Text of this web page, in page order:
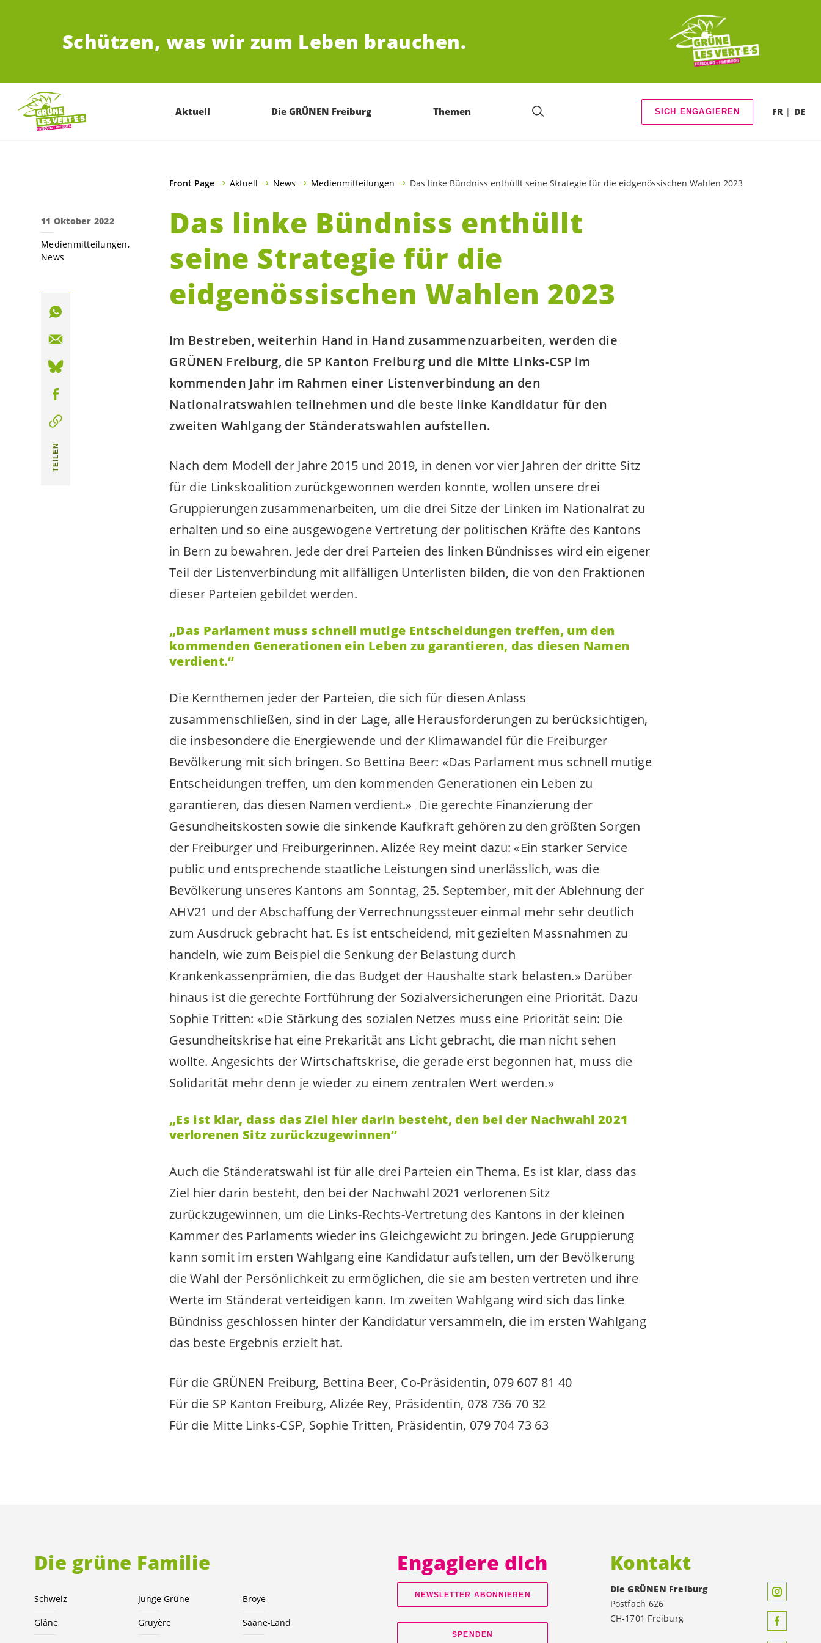
Schützen, was wir zum Leben brauchen.
Aktuell Die GRÜNEN Freiburg Themen SICH ENGAGIEREN FR DE
Front Page Aktuell News Medienmitteilungen Das linke Bündniss enthüllt seine Strategie für die eidgenössischen Wahlen 2023
Das linke Bündniss enthüllt
seine Strategie für die
eidgenössischen Wahlen 2023
Im Bestreben, weiterhin Hand in Hand zusammenzuarbeiten, werden die
GRÜNEN Freiburg, die SP Kanton Freiburg und die Mitte Links-CSP im
kommenden Jahr im Rahmen einer Listenverbindung an den
Nationalratswahlen teilnehmen und die beste linke Kandidatur für den
zweiten Wahlgang der Ständeratswahlen aufstellen.
Nach dem Modell der Jahre 2015 und 2019, in denen vor vier Jahren der dritte Sitz
für die Linkskoalition zurückgewonnen werden konnte, wollen unsere drei
Gruppierungen zusammenarbeiten, um die drei Sitze der Linken im Nationalrat zu
erhalten und so eine ausgewogene Vertretung der politischen Kräfte des Kantons
in Bern zu bewahren. Jede der drei Parteien des linken Bündnisses wird ein eigener
Teil der Listenverbindung mit allfälligen Unterlisten bilden, die von den Fraktionen
dieser Parteien gebildet werden.
„Das Parlament muss schnell mutige Entscheidungen treffen, um den
kommenden Generationen ein Leben zu garantieren, das diesen Namen
verdient.“
Die Kernthemen jeder der Parteien, die sich für diesen Anlass
zusammenschließen, sind in der Lage, alle Herausforderungen zu berücksichtigen,
die insbesondere die Energiewende und der Klimawandel für die Freiburger
Bevölkerung mit sich bringen. So Bettina Beer: «Das Parlament mus schnell mutige
Entscheidungen treffen, um den kommenden Generationen ein Leben zu
garantieren, das diesen Namen verdient.» Die gerechte Finanzierung der
Gesundheitskosten sowie die sinkende Kaufkraft gehören zu den größten Sorgen
der Freiburger und Freiburgerinnen. Alizée Rey meint dazu: «Ein starker Service
public und entsprechende staatliche Leistungen sind unerlässlich, was die
Bevölkerung unseres Kantons am Sonntag, 25. September, mit der Ablehnung der
AHV21 und der Abschaffung der Verrechnungssteuer einmal mehr sehr deutlich
zum Ausdruck gebracht hat. Es ist entscheidend, mit gezielten Massnahmen zu
handeln, wie zum Beispiel die Senkung der Belastung durch
Krankenkassenprämien, die das Budget der Haushalte stark belasten.» Darüber
hinaus ist die gerechte Fortführung der Sozialversicherungen eine Priorität. Dazu
Sophie Tritten: «Die Stärkung des sozialen Netzes muss eine Priorität sein: Die
Gesundheitskrise hat eine Prekarität ans Licht gebracht, die man nicht sehen
wollte. Angesichts der Wirtschaftskrise, die gerade erst begonnen hat, muss die
Solidarität mehr denn je wieder zu einem zentralen Wert werden.»
„Es ist klar, dass das Ziel hier darin besteht, den bei der Nachwahl 2021
verlorenen Sitz zurückzugewinnen“
Auch die Ständeratswahl ist für alle drei Parteien ein Thema. Es ist klar, dass das
Ziel hier darin besteht, den bei der Nachwahl 2021 verlorenen Sitz
zurückzugewinnen, um die Links-Rechts-Vertretung des Kantons in der kleinen
Kammer des Parlaments wieder ins Gleichgewicht zu bringen. Jede Gruppierung
kann somit im ersten Wahlgang eine Kandidatur aufstellen, um der Bevölkerung
die Wahl der Persönlichkeit zu ermöglichen, die sie am besten vertreten und ihre
Werte im Ständerat verteidigen kann. Im zweiten Wahlgang wird sich das linke
Bündniss geschlossen hinter der Kandidatur versammeln, die im ersten Wahlgang
das beste Ergebnis erzielt hat.
Für die GRÜNEN Freiburg, Bettina Beer, Co-Präsidentin, 079 607 81 40
Für die SP Kanton Freiburg, Alizée Rey, Präsidentin, 078 736 70 32
Für die Mitte Links-CSP, Sophie Tritten, Präsidentin, 079 704 73 63
11 Oktober 2022
Medienmitteilungen
News
TEILEN
Die grüne Familie
Schweiz Junge Grüne Broye
Glâne Gruyère Saane-Land
Engagiere dich
NEWSLETTER ABONNIEREN
SPENDEN
Kontakt
Die GRÜNEN Freiburg
Postfach 626
CH-1701 Freiburg